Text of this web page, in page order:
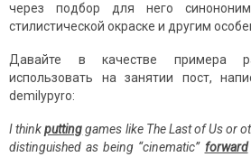
через подбор для него
стилистической окраске и другим
Давайте в качестве примера
использовать на занятии пост,
demilypyro:
I thinkputtinggames like The Last of Us or
distinguished as being “cinematic” forward